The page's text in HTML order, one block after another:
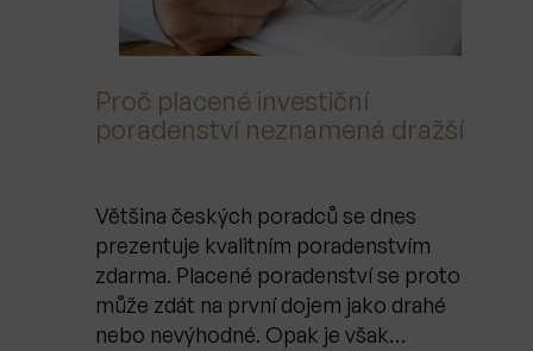
Proč placené investiční
poradenství neznamená dražší
Většina českých poradců se dnes
prezentuje kvalitním poradenstvím
zdarma. Placené poradenství se proto
může zdát na první dojem jako drahé
nebo nevýhodné. Opak je však…